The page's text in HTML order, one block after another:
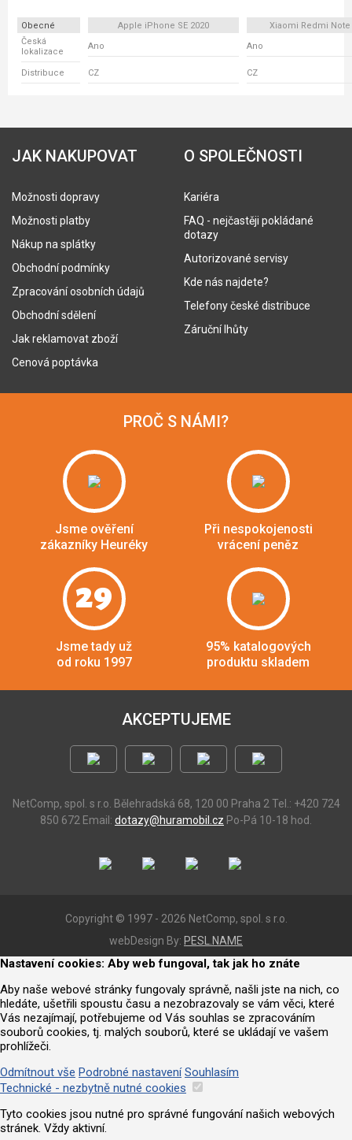
Obecné Apple iPhone SE 2020
Xiaomi Redmi Note
Česká
lokalizace
Ano Ano
Distribuce CZ CZ
JAK NAKUPOVAT
Možnosti dopravy
Možnosti platby
Nákup na splátky
Obchodní podmínky
Zpracování osobních údajů
Obchodní sdělení
Jak reklamovat zboží
Cenová poptávka
O SPOLEČNOSTI
Kariéra
FAQ - nejčastěji pokládané
dotazy
Autorizované servisy
Kde nás najdete?
Telefony české distribuce
Záruční lhůty
PROČ S NÁMI?
Jsme ověření
zákazníky Heuréky
Při nespokojenosti
vrácení peněz
29
Jsme tady už
od roku 1997
95% katalogových
produktu skladem
AKCEPTUJEME
NetComp, spol. s r.o. Bělehradská 68, 120 00 Praha 2 Tel.: +420 724
850 672 Email: dotazy@huramobil.cz Po-Pá 10-18 hod.
Copyright © 1997 - 2026 NetComp, spol. s r.o.
webDesign By: PESL.NAME
Nastavení cookies: Aby web fungoval, tak jak ho znáte
Aby naše webové stránky fungovaly správně, našli jste na nich, co
hledáte, ušetřili spoustu času a nezobrazovaly se vám věci, které
Vás nezajímají, potřebujeme od Vás souhlas se zpracováním
souborů cookies, tj. malých souborů, které se ukládají ve vašem
prohlížeči.
Odmítnout vše Podrobné nastavení Souhlasím
Technické - nezbytně nutné cookies
Tyto cookies jsou nutné pro správné fungování našich webových
stránek. Vždy aktivní.